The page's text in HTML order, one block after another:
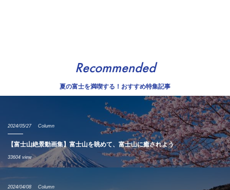
Recommended
夏の富士を満喫する！おすすめ特集記事
2024/05/27 Column
【富士山絶景動画集】富士山を眺めて、富士山に癒されよう
33604 view
2024/04/08 Column